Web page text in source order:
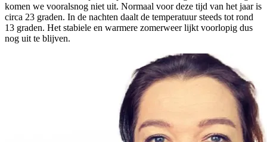
komen we vooralsnog niet uit. Normaal voor deze tijd van het jaar is
circa 23 graden. In de nachten daalt de temperatuur steeds tot rond
13 graden. Het stabiele en warmere zomerweer lijkt voorlopig dus
nog uit te blijven.